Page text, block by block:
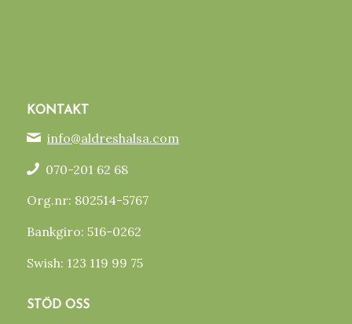
KONTAKT
info@aldreshalsa.com
070-201 62 68
Org.nr: 802514-5767
Bankgiro: 516-0262
Swish: 123 119 99 75
STÖD OSS